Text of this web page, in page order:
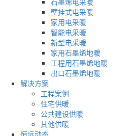
壁挂式电采暖
家用电采暖
智能电采暖
新型电采暖
家用石墨烯地暖
工程用石墨烯地暖
出口石墨烯地暖
解决方案
工程案例
住宅供暖
公共建设供暖
其他供暖